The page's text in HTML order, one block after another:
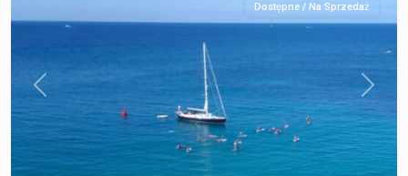
Poprzedni
Dostępne / Na Sprzedaż